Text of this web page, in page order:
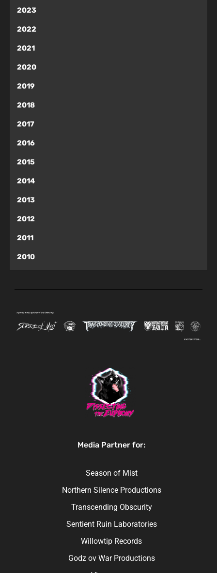
2023
2022
2021
2020
2019
2018
2017
2016
2015
2014
2013
2012
2011
2010
Media Partner for:
Season of Mist
Northern Silence Productions
Transcending Obscurity
Sentient Ruin Laboratories
Willowtip Records
Godz ov War Productions